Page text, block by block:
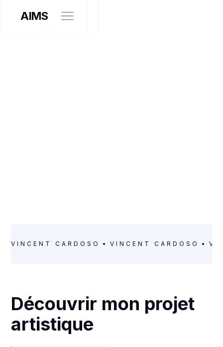
AIMS
VINCENT CARDOSO VINCENT CARDOSO
Découvrir mon projet
artistique